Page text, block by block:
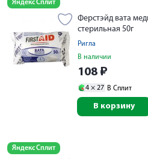
Яндекс Сплит
Ферстэйд вата
стерильная 50г
Ригла
В наличии
108 ₽
4 × 27 В Сплит
В корзину
Яндекс Сплит